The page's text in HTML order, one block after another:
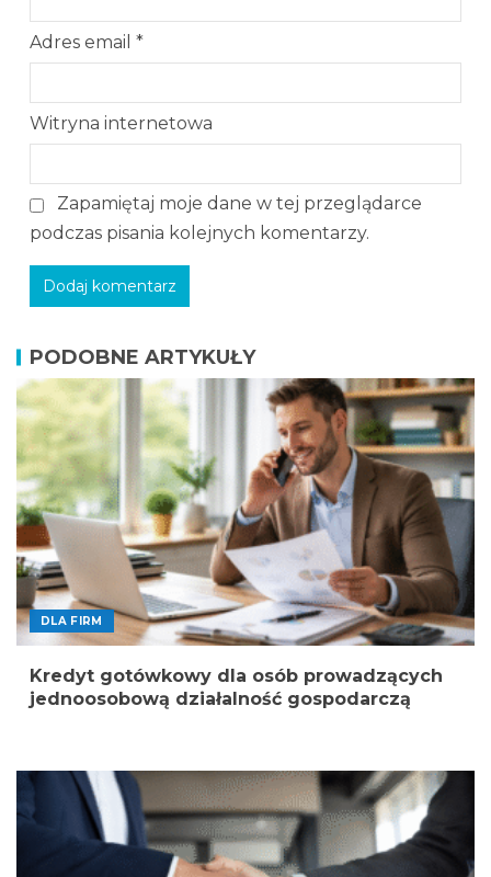
Adres email *
Witryna internetowa
Zapamiętaj moje dane w tej przeglądarce
podczas pisania kolejnych komentarzy.
PODOBNE ARTYKUŁY
DLA FIRM
Kredyt gotówkowy dla osób prowadzących
jednoosobową działalność gospodarczą